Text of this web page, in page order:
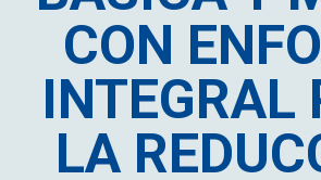
CON
INTEGRAL
LA